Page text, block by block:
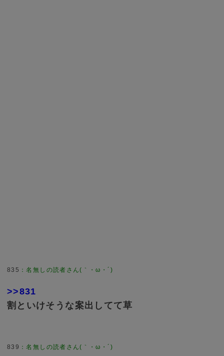
835 ：名無しの読者さん(｀・ω・´)
>>831
割といけそうな案出してて草
839 ：名無しの読者さん(｀・ω・´)